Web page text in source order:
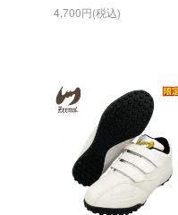
4,700円(税込)